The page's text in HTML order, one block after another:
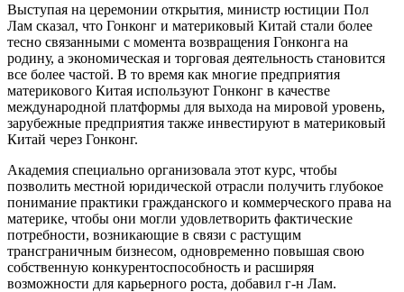
Выступая на церемонии открытия, министр юстиции Пол
Лам сказал, что Гонконг и материковый Китай стали более
тесно связанными с момента возвращения Гонконга на
родину, а экономическая и торговая деятельность становится
все более частой. В то время как многие предприятия
материкового Китая используют Гонконг в качестве
международной платформы для выхода на мировой уровень,
зарубежные предприятия также инвестируют в материковый
Китай через Гонконг.
Академия специально организовала этот курс, чтобы
позволить местной юридической отрасли получить глубокое
понимание практики гражданского и коммерческого права на
материке, чтобы они могли удовлетворить фактические
потребности, возникающие в связи с растущим
трансграничным бизнесом, одновременно повышая свою
собственную конкурентоспособность и расширяя
возможности для карьерного роста, добавил г-н Лам.